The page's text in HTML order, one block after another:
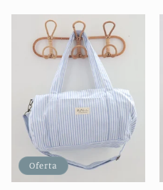
oferta
Oferta